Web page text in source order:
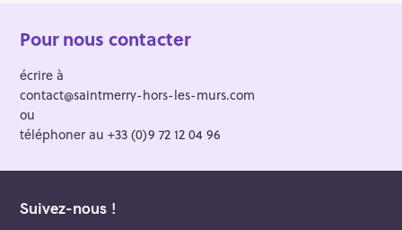
Pour nous contacter
écrire à
contact@saintmerry-hors-les-murs.com
ou
téléphoner au +33 (0)9 72 12 04 96
Suivez-nous !